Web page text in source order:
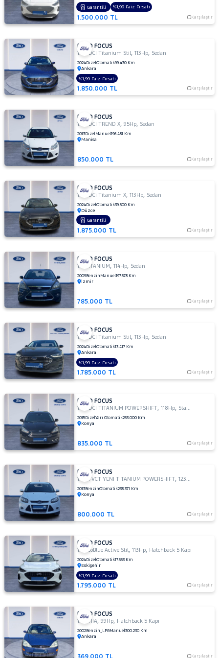
POWERSHIFT
1.5 TDCI
Stil
TDCI
TREND
X
1.5 TDCi
1.5 TDCi
PWS
MCA 120
BG 1499
CC
1.5 TDCi
Titanium
1.5 TI-VCT
TITANIUM
OTOMATIK
1.5 TI-
VCT
TREND
1.5
TREND-
X
1.6
AMBIENTE
1.6
Duratec
Ti-VCT
Titanium
1.6
GHIA
1.6
TDCI
1.6 TDCI
TITANIUM
1.6
TDCI
TREND
TITANIUM
1.6 TI-
VCT
TREND
X
1.6 TI-VCT
TITANIUM
POWERSHIFT
1.6 TREND
X
OTOMATIK
2.0
ST
KUGA
MONDEO
1.500.000 TL Karşılaştır
Garantili %1,99 Faiz Fırsatı
FORD FOCUS
1.5 TDCI Titanium Stil,113Hp, Sedan
2024DizelOtomatik99.430 Km
Ankara
1.850.000 TL Karşılaştır
%1,99 Faiz Fırsatı
FORD FOCUS
1.6 TDCI TREND X,95Hp, Sedan
2013DizelManuel196.481 Km
Manisa
850.000 TL Karşılaştır
FORD FOCUS
1.5 TDCi Titanium X,113Hp, Sedan
2024DizelOtomatik39.500 Km
Düzce
1.875.000 TL Karşılaştır
Garantili
FORD FOCUS
1.6 TITANIUM ,114Hp, Sedan
2009Benzin Manuel197.578 Km
İzmir
785.000 TL Karşılaştır
FORD FOCUS
1.5 TDCI Titanium Stil,113Hp, Sedan
2024DizelOtomatik13.417 Km
Ankara
1.785.000 TL Karşılaştır
%1,99 Faiz Fırsatı
FORD FOCUS
1.5 TDCI TITANIUM POWERSHIFT,118Hp, StationWagon
2015DizelYarı Otomatik253.000 Km
Konya
835.000 TL Karşılaştır
FORD FOCUS
1.6 TI-VCT YENI TITANIUM POWERSHIFT,123Hp
2013BenzinOtomatik238.371 Km
Konya
800.000 TL Karşılaştır
FORD FOCUS
1.5 EcoBlue Active Stil,113Hp, Hatchback 5 Kapı
2024DizelOtomatik17.553 Km
Eskişehir
1.795.000 TL Karşılaştır
%1,99 Faiz Fırsatı
FORD FOCUS
1.6 GHIA,99Hp, Hatchback 5 Kapı
2002Benzin_LPGManuel300.230 Km
Ankara
Karşılaştır